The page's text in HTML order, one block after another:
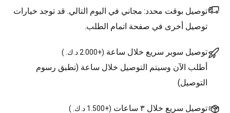
توصيل بوقت محدد: مجاني في اليوم التالي. قد توجد خيارات
توصيل أخرى في صفحة اتمام الطلب.
توصيل سوبر سريع خلال ساعة (+2.000 د.ك. )
أطلب الآن وسيتم التوصيل خلال ساعة (تطبق رسوم
التوصيل)
توصيل سريع خلال ٣ ساعات (+1.500 د.ك. )